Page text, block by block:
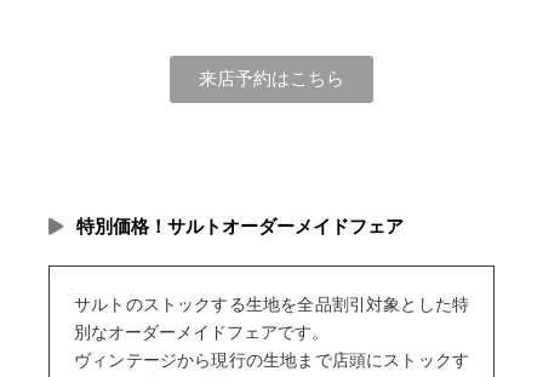
来店予約はこちら
特別価格！サルトオーダーメイドフェア
サルトのストックする生地を全品割引対象とした特
別なオーダーメイドフェアです。
ヴィンテージから現行の生地まで店頭にストックす